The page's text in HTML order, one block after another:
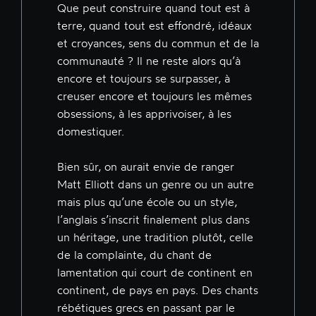
Que peut construire quand tout est à
terre, quand tout est effondré, idéaux
et croyances, sens du commun et de la
communauté ? Il ne reste alors qu’à
encore et toujours se surpasser, à
creuser encore et toujours les mêmes
obsessions, à les apprivoiser, à les
domestiquer.
Bien sûr, on aurait envie de ranger
Matt Elliott dans un genre ou un autre
mais plus qu’une école ou un style,
l’anglais s’inscrit finalement plus dans
un héritage, une tradition plutôt, celle
de la complainte, du chant de
lamentation qui court de continent en
continent, de pays en pays. Des chants
rébétiques grecs en passant par le